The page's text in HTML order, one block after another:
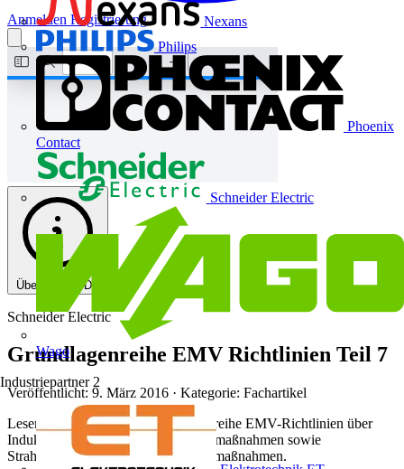
Nexans
Philips
Phoenix
Contact
Schneider Electric
Wago
Industriepartner 2
Anmelden Registrierung
Über diese PDF
Schneider Electric
Grundlagenreihe EMV Richtlinien Teil 7
Veröffentlicht: 9. März 2016 · Kategorie: Fachartikel
Lesen Sie im 7. Teil der Grundlagenreihe EMV-Richtlinien über
Induktive Kopplung und ihre Gegenmaßnahmen sowie
Strahlungskopplung und ihre Gegenmaßnahmen.